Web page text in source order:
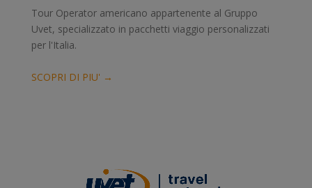
Tour Operator americano appartenente al Gruppo
Uvet, specializzato in pacchetti viaggio personalizzati
per l'Italia.
SCOPRI DI PIU' →